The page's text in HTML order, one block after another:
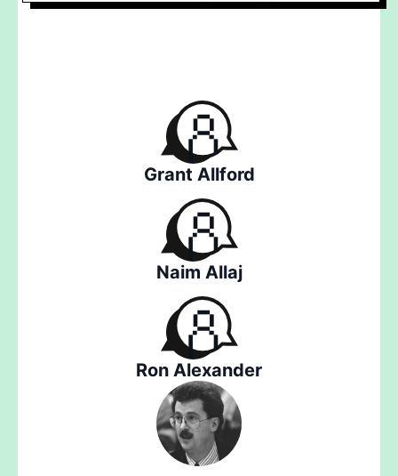
Grant Allford
Naim Allaj
Ron Alexander